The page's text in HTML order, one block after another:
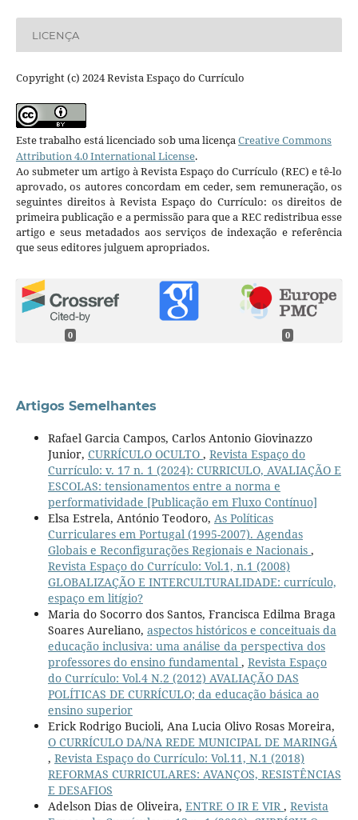
LICENÇA
Copyright (c) 2024 Revista Espaço do Currículo
Este trabalho está licenciado sob uma licençaCreative Commons
Attribution 4.0 International License.
Ao submeter um artigo à Revista Espaço do Currículo (REC) e tê-lo
aprovado, os autores concordam em ceder, sem remuneração, os
seguintes direitos à Revista Espaço do Currículo: os direitos de
primeira publicação e a permissão para que a REC redistribua esse
artigo e seus metadados aos serviços de indexação e referência
que seus editores julguem apropriados.
0 0
Artigos Semelhantes
Rafael Garcia Campos, Carlos Antonio Giovinazzo
Junior, CURRÍCULO OCULTO , Revista Espaço do
Currículo: v. 17 n. 1 (2024): CURRICULO, AVALIAÇÃO E
ESCOLAS: tensionamentos entre a norma e
performatividade [Publicação em Fluxo Contínuo]
Elsa Estrela, António Teodoro, As Políticas
Curriculares em Portugal (1995-2007). Agendas
Globais e Reconfigurações Regionais e Nacionais ,
Revista Espaço do Currículo: Vol.1, n.1 (2008)
GLOBALIZAÇÃO E INTERCULTURALIDADE: currículo,
espaço em litígio?
Maria do Socorro dos Santos, Francisca Edilma Braga
Soares Aureliano, aspectos históricos e conceituais da
educação inclusiva: uma análise da perspectiva dos
professores do ensino fundamental , Revista Espaço
do Currículo: Vol.4 N.2 (2012) AVALIAÇÃO DAS
POLÍTICAS DE CURRÍCULO; da educação básica ao
ensino superior
Erick Rodrigo Bucioli, Ana Lucia Olivo Rosas Moreira,
O CURRÍCULO DA/NA REDE MUNICIPAL DE MARINGÁ
, Revista Espaço do Currículo: Vol.11, N.1 (2018)
REFORMAS CURRICULARES: AVANÇOS, RESISTÊNCIAS
E DESAFIOS
Adelson Dias de Oliveira, ENTRE O IR E VIR, Revista